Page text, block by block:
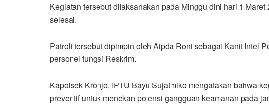
Kegiatan tersebut dilaksanakan pada Minggu dini hari 1
selesai.
Patroli tersebut dipimpin oleh Aipda Roni sebagai Kanit Intel
personel fungsi Reskrim.
Kapolsek Kronjo, IPTU Bayu Sujatmiko mengatakan bahwa
preventif untuk menekan potensi gangguan keamanan pada